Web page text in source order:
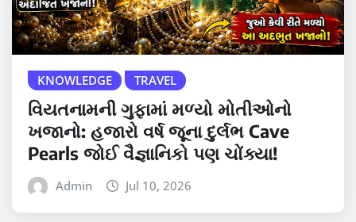
KNOWLEDGE TRAVEL
વિયતનામની ગુફામાં મળ્યો મોતીઓનો
ખજાનો: હજારો વર્ષ જૂના દુર્લભ Cave
Pearls જોઈ વૈજ્ઞાનિકો પણ ચોંક્યા!
Admin Jul 10, 2026